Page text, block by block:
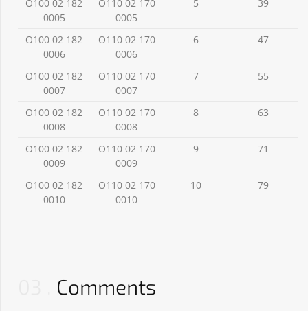
O100 02 182
0005
O110 02 170
0005
5 39
O100 02 182
0006
O110 02 170
0006
6 47
O100 02 182
0007
O110 02 170
0007
7 55
O100 02 182
0008
O110 02 170
0008
8 63
O100 02 182
0009
O110 02 170
0009
9 71
O100 02 182
0010
O110 02 170
0010
10 79
Comments